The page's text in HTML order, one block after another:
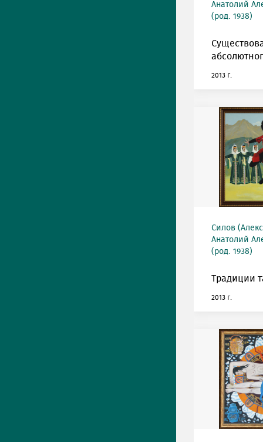
Анатолий
(род. 1938)
2013 г.
Силов
Анатолий
(род. 1938)
Традиции
2013 г.